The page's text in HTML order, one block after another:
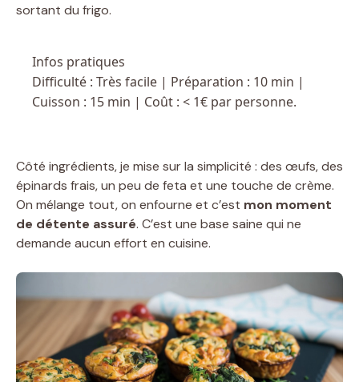
sortant du frigo.
Infos pratiques
Difficulté : Très facile | Préparation : 10 min |
Cuisson : 15 min | Coût : < 1€ par personne.
Côté ingrédients, je mise sur la simplicité : des œufs, des
épinards frais, un peu de feta et une touche de crème.
On mélange tout, on enfourne et c’est mon moment
de détente assuré. C’est une base saine qui ne
demande aucun effort en cuisine.